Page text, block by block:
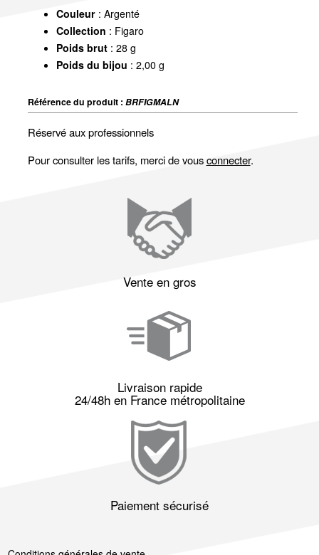
Couleur: Argenté
Collection : Figaro
Poids brut: 28 g
Poids du bijou : 2,00 g
Référence du produit : BRFIGMALN
Réservé aux professionnels
Pour consulter les tarifs, merci de vousconnecter.
Vente en gros
Livraison rapide
24/48h en France métropolitaine
Paiement sécurisé